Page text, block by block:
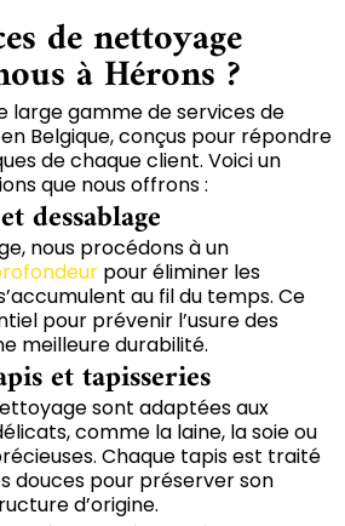
de nettoyage
à Hérons ?
large gamme de services de
Belgique, conçus pour répondre
de chaque client. Voici un
que nous offrons :
dessablage
nous procédons à un
pour éliminer les
au fil du temps. Ce
pour prévenir l’usure des
meilleure durabilité.
et tapisseries
sont adaptées aux
comme la laine, la soie ou
Chaque tapis est traité
douces pour préserver son
d’origine.